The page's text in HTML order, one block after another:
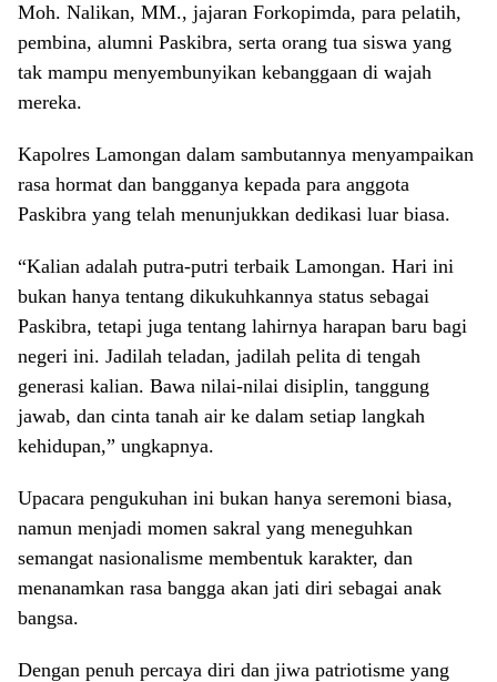
Moh. Nalikan, MM., jajaran Forkopimda, para pelatih,
pembina, alumni Paskibra, serta orang tua siswa yang
tak mampu menyembunyikan kebanggaan di wajah
mereka.
Kapolres Lamongan dalam sambutannya menyampaikan
rasa hormat dan bangganya kepada para anggota
Paskibra yang telah menunjukkan dedikasi luar biasa.
“Kalian adalah putra-putri terbaik Lamongan. Hari ini
bukan hanya tentang dikukuhkannya status sebagai
Paskibra, tetapi juga tentang lahirnya harapan baru bagi
negeri ini. Jadilah teladan, jadilah pelita di tengah
generasi kalian. Bawa nilai-nilai disiplin, tanggung
jawab, dan cinta tanah air ke dalam setiap langkah
kehidupan,” ungkapnya.
Upacara pengukuhan ini bukan hanya seremoni biasa,
namun menjadi momen sakral yang meneguhkan
semangat nasionalisme membentuk karakter, dan
menanamkan rasa bangga akan jati diri sebagai anak
bangsa.
Dengan penuh percaya diri dan jiwa patriotisme yang